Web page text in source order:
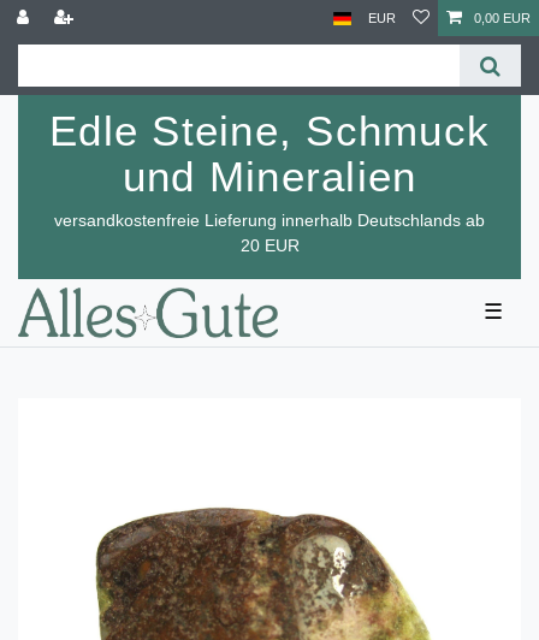
EUR 0,00 EUR
Edle Steine, Schmuck
und Mineralien
versandkostenfreie Lieferung innerhalb Deutschlands ab
20 EUR
☰